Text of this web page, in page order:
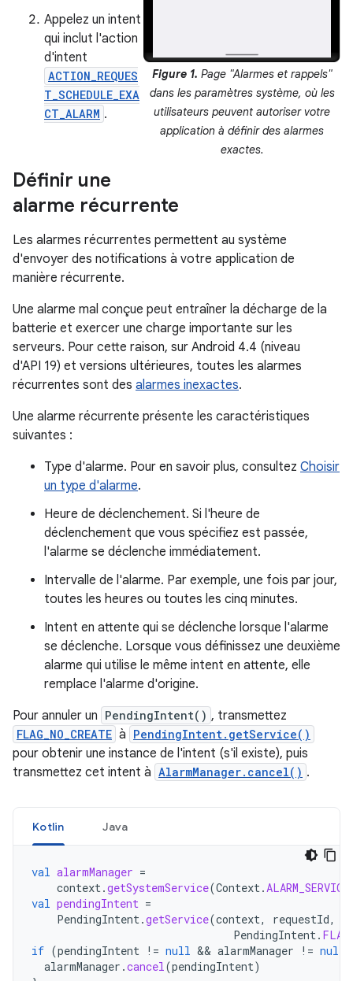
Figure 1. Page "Alarmes et rappels"
dans les paramètres système, où les
utilisateurs peuvent autoriser votre
application à définir des alarmes
exactes.
Appelez un intent
qui inclut l'action
d'intent
ACTION_REQUES
T_SCHEDULE_EXA
CT_ALARM .
Définir une
alarme récurrente
Les alarmes récurrentes permettent au système
d'envoyer des notifications à votre application de
manière récurrente.
Une alarme mal conçue peut entraîner la décharge de la
batterie et exercer une charge importante sur les
serveurs. Pour cette raison, sur Android 4.4 (niveau
d'API 19) et versions ultérieures, toutes les alarmes
récurrentes sont des alarmes inexactes.
Une alarme récurrente présente les caractéristiques
suivantes :
Type d'alarme. Pour en savoir plus, consultez Choisir
un type d'alarme.
Heure de déclenchement. Si l'heure de
déclenchement que vous spécifiez est passée,
l'alarme se déclenche immédiatement.
Intervalle de l'alarme. Par exemple, une fois par jour,
toutes les heures ou toutes les cinq minutes.
Intent en attente qui se déclenche lorsque l'alarme
se déclenche. Lorsque vous définissez une deuxième
alarme qui utilise le même intent en attente, elle
remplace l'alarme d'origine.
Pour annuler un PendingIntent() , transmettez
FLAG_NO_CREATE à PendingIntent.getService()
pour obtenir une instance de l'intent (s'il existe), puis
transmettez cet intent à AlarmManager.cancel() .
Kotlin Java
val alarmManager =
context.getSystemService(Context.ALARM_SERVICE
val pendingIntent =
PendingIntent.getService(context, requestId,
PendingIntent.
if (pendingIntent != null && alarmManager != null
alarmManager .cancel(pendingIntent)